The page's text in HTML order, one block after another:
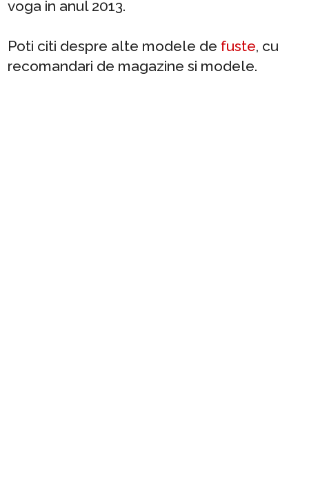
voga in anul 2013.
Poti citi despre alte modele de fuste, cu
recomandari de magazine si modele.